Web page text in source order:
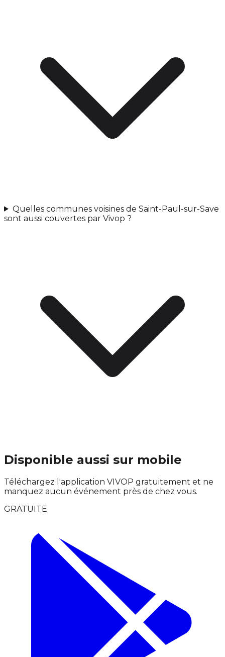
Quelles communes voisines de Saint-Paul-sur-Save
sont aussi couvertes par Vivop ?
Disponible aussi sur mobile
Téléchargez l'application VIVOP gratuitement et ne
manquez aucun événement près de chez vous.
GRATUITE